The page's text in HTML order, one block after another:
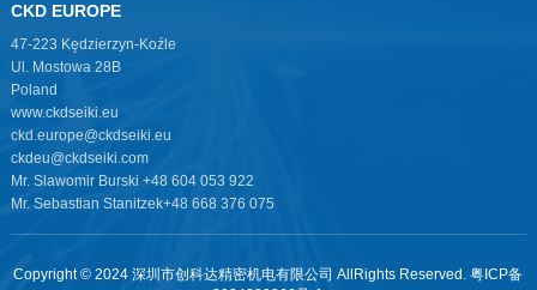
CKD EUROPE
47-223 Kędzierzyn-Koźle
Ul. Mostowa 28B
Poland
www.ckdseiki.eu
ckd.europe@ckdseiki.eu
ckdeu@ckdseiki.com
Mr. Slawomir Burski +48 604 053 922
Mr. Sebastian Stanitzek+48 668 376 075
Copyright © 2024 深圳市创科达精密机电有限公司 AllRights Reserved.粤ICP备